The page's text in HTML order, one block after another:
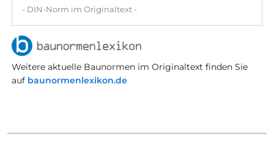
- DIN-Norm im Originaltext -
Weitere aktuelle Baunormen im Originaltext finden Sie
auf baunormenlexikon.de